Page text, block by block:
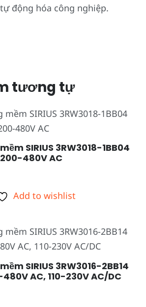
động hóa công nghiệp.
tương tự
SIRIUS 3RW3018-1BB04
200-480V AC
Add to wishlist
SIRIUS 3RW3016-2BB14
AC, 110-230V AC/DC